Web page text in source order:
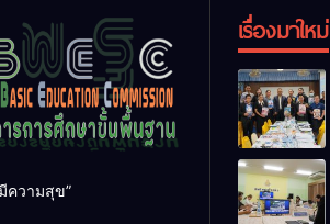
ความสุข”
เรื่องมาใหม่